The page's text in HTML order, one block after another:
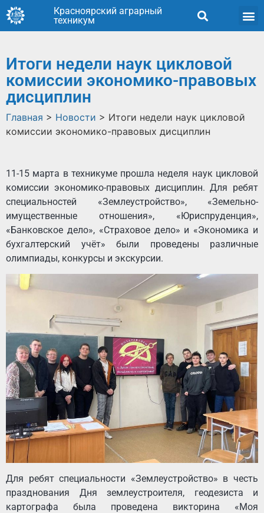
Красноярский аграрный
техникум
Итоги недели наук цикловой
комиссии экономико-правовых
дисциплин
Главная > Новости > Итоги недели наук цикловой
комиссии экономико-правовых дисциплин
11-15 марта в техникуме прошла неделя наук цикловой
комиссии экономико-правовых дисциплин. Для ребят
специальностей «Землеустройство», «Земельно-
имущественные отношения», «Юриспруденция»,
«Банковское дело», «Страховое дело» и «Экономика и
бухгалтерский учёт» были проведены различные
олимпиады, конкурсы и экскурсии.
Для ребят специальности «Землеустройство» в честь
празднования Дня землеустроителя, геодезиста и
картографа была проведена викторина «Моя